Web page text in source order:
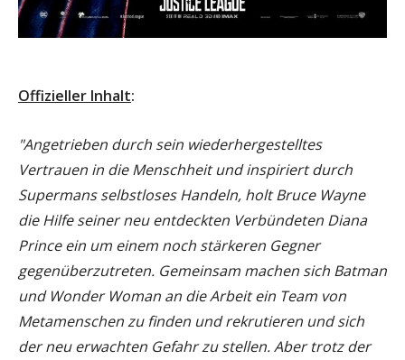
Offizieller Inhalt:
"Angetrieben durch sein wiederhergestelltes
Vertrauen in die Menschheit und inspiriert durch
Supermans selbstloses Handeln, holt Bruce Wayne
die Hilfe seiner neu entdeckten Verbündeten Diana
Prince ein um einem noch stärkeren Gegner
gegenüberzutreten. Gemeinsam machen sich Batman
und Wonder Woman an die Arbeit ein Team von
Metamenschen zu finden und rekrutieren und sich
der neu erwachten Gefahr zu stellen. Aber trotz der